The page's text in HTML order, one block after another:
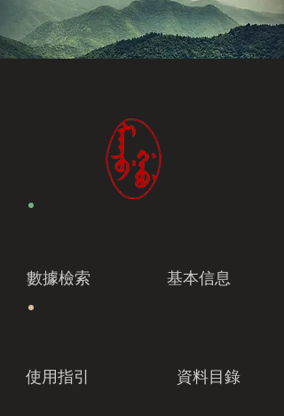
數據檢索 基本信息
使用指引 資料目錄